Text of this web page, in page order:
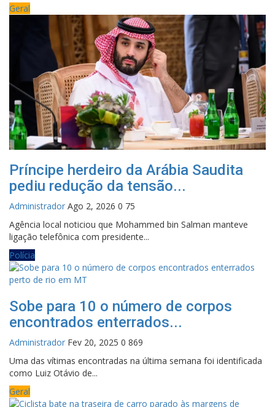
Geral
Príncipe herdeiro da Arábia Saudita
pediu redução da tensão...
Administrador Ago 2, 2026 0 75
Agência local noticiou que Mohammed bin Salman manteve
ligação telefônica com presidente...
Polícia
Sobe para 10 o número de corpos
encontrados enterrados...
Administrador Fev 20, 2025 0 869
Uma das vítimas encontradas na última semana foi identificada
como Luiz Otávio de...
Geral